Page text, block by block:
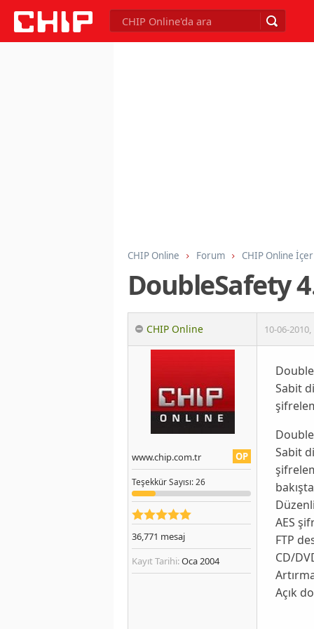
CHIP Online Forum CHIP Online
DoubleSafety
CHIP Online 10-06-2010,
OP
www.chip.com.tr
TeşekkürSayısı: 26
36,771 mesaj
Kayıt Tarihi:Oca 2004
Sabit
Sabit
AES
FTP
CD/
Açık